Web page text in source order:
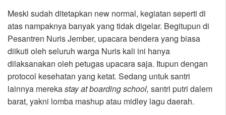
Meski sudah ditetapkan new normal, kegiatan seperti di
atas nampaknya banyak yang tidak digelar. Begitupun di
Pesantren Nuris Jember, upacara bendera yang biasa
diikuti oleh seluruh warga Nuris kali ini hanya
dilaksanakan oleh petugas upacara saja. Itupun dengan
protocol kesehatan yang ketat. Sedang untuk santri
lainnya merekastay at boarding school, santri putri dalem
barat, yakni lomba mashup atau midley lagu daerah.